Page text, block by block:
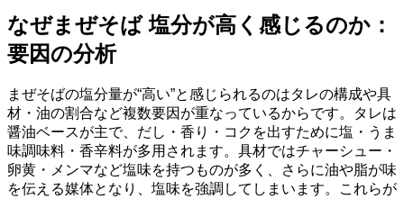
なぜまぜそば 塩分が高く感じるのか：
要因の分析
まぜそばの塩分量が“高い”と感じられるのはタレの構成や具
材・油の割合など複数要因が重なっているからです。タレは
醤油ベースが主で、だし・香り・コクを出すために塩・うま
味調味料・香辛料が多用されます。具材ではチャーシュー・
卵黄・メンマなど塩味を持つものが多く、さらに油や脂が味
を伝える媒体となり、塩味を強調してしまいます。これらが